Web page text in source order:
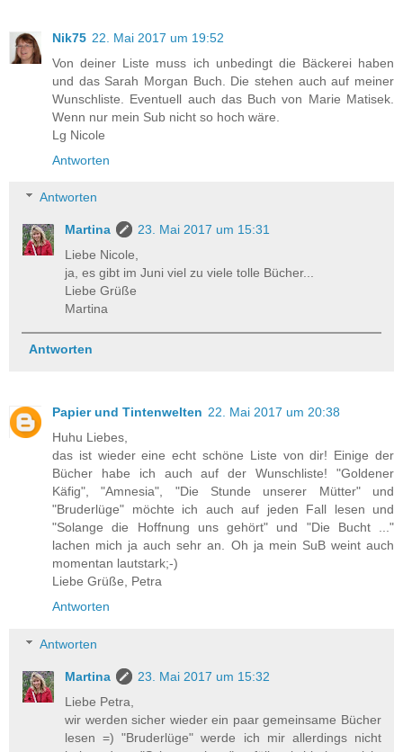
Nik75 22. Mai 2017 um 19:52
Von deiner Liste muss ich unbedingt die Bäckerei haben
und das Sarah Morgan Buch. Die stehen auch auf meiner
Wunschliste. Eventuell auch das Buch von Marie Matisek.
Wenn nur mein Sub nicht so hoch wäre.
Lg Nicole
Antworten
Antworten
Martina
23. Mai 2017 um 15:31
Liebe Nicole,
ja, es gibt im Juni viel zu viele tolle Bücher...
Liebe Grüße
Martina
Antworten
Papier und Tintenwelten 22. Mai 2017 um 20:38
Huhu Liebes,
das ist wieder eine echt schöne Liste von dir! Einige der
Bücher habe ich auch auf der Wunschliste! "Goldener
Käfig", "Amnesia", "Die Stunde unserer Mütter" und
"Bruderlüge" möchte ich auch auf jeden Fall lesen und
"Solange die Hoffnung uns gehört" und "Die Bucht ..."
lachen mich ja auch sehr an. Oh ja mein SuB weint auch
momentan lautstark;-)
Liebe Grüße, Petra
Antworten
Antworten
Martina
23. Mai 2017 um 15:32
Liebe Petra,
wir werden sicher wieder ein paar gemeinsame Bücher
lesen =) "Bruderlüge" werde ich mir allerdings nicht